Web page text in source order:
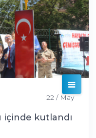
22 / May
içinde kutlandı